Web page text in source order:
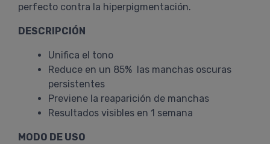
perfecto contra la hiperpigmentación.
DESCRIPCIÓN
Unifica el tono
Reduce en un 85% las manchas oscuras
persistentes
Previene la reaparición de manchas
Resultados visibles en 1 semana
MODO DE USO